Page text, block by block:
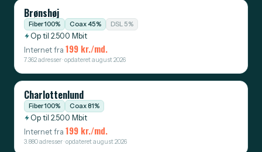
Brønshøj
Fiber 100% Coax 45% DSL 5%
Op til 2.500 Mbit
Internet fra 199 kr./md.
7.362 adresser · opdateret august 2026
Charlottenlund
Fiber 100% Coax 81%
Op til 2.500 Mbit
Internet fra 199 kr./md.
3.880 adresser · opdateret august 2026